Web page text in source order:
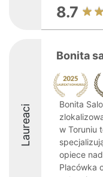
8.7
Laureaci
Bonita
Bonita
w Toruniu
opiece
Placówka